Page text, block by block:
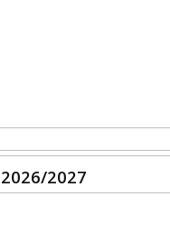
2027